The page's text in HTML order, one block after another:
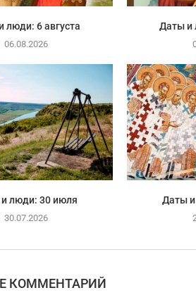
люди: 6 августа
06.08.2026
Даты и
люди: 30 июля
30.07.2026
Даты
КОММЕНТАРИЙ